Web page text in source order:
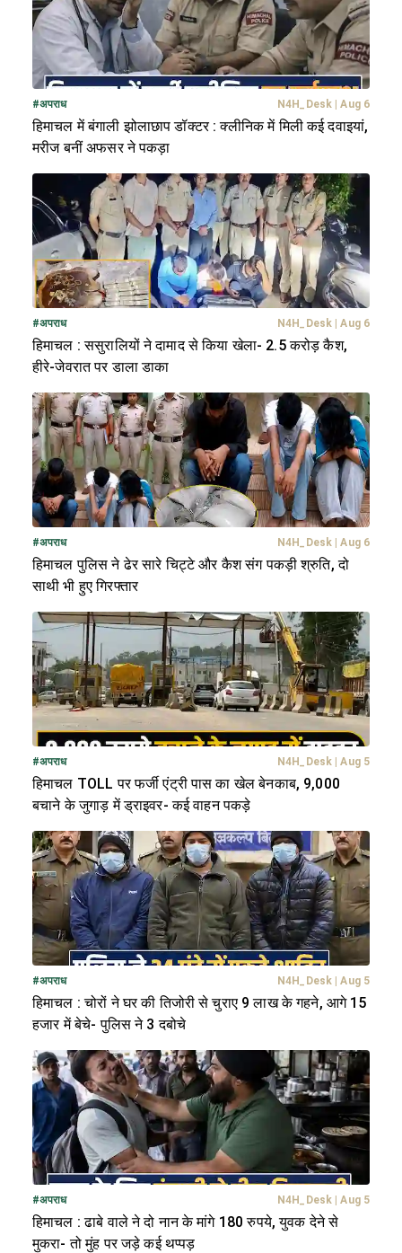
#अपराध N4H_Desk Aug 6
हिमाचल में बंगाली झोलाछाप डॉक्टर : क्लीनिक में मिली कई दवाइयां,
मरीज बनीं अफसर ने पकड़ा
#अपराध N4H_Desk Aug 6
हिमाचल : ससुरालियों ने दामाद से किया खेला- 2.5 करोड़ कैश,
हीरे-जेवरात पर डाला डाका
#अपराध N4H_Desk Aug 6
हिमाचल पुलिस ने ढेर सारे चिट्टे और कैश संग पकड़ी श्रुति, दो
साथी भी हुए गिरफ्तार
#अपराध N4H_Desk Aug 5
हिमाचल TOLL पर फर्जी एंट्री पास का खेल बेनकाब, 9,000
बचाने के जुगाड़ में ड्राइवर- कई वाहन पकड़े
#अपराध N4H_Desk Aug 5
हिमाचल : चोरों ने घर की तिजोरी से चुराए 9 लाख के गहने, आगे 15
हजार में बेचे- पुलिस ने 3 दबोचे
#अपराध N4H_Desk Aug 5
हिमाचल : ढाबे वाले ने दो नान के मांगे 180 रुपये, युवक देने से
मुकरा- तो मुंह पर जड़े कई थप्पड़